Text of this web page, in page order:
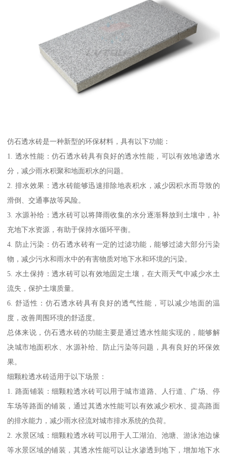
仿石透水砖是一种新型的环保材料，具有以下功能：
1. 透水性能：仿石透水砖具有良好的透水性能，可以有效地渗透水
分，减少雨水积聚和地面积水的问题。
2. 排水效果：透水砖能够迅速排除地表积水，减少因积水而导致的
滑倒、交通事故等风险。
3. 水源补给：透水砖可以将降雨收集的水分逐渐释放到土壤中，补
充地下水资源，有助于保持水循环平衡。
4. 防止污染：仿石透水砖有一定的过滤功能，能够过滤大部分污染
物，减少污水和雨水中的有害物质对地下水和环境的污染。
5. 水土保持：透水砖可以有效地固定土壤，在大雨天气中减少水土
流失，保护土壤质量。
6. 舒适性：仿石透水砖具有良好的透气性能，可以减少地面的温
度，改善周围环境的舒适度。
总体来说，仿石透水砖的功能主要是通过透水性能实现的，能够解
决城市地面积水、水源补给、防止污染等问题，具有良好的环保效
果。
细颗粒透水砖适用于以下场景：
1. 路面铺装：细颗粒透水砖可以用于城市道路、人行道、广场、停
车场等路面的铺装，通过其透水性能可以有效减少积水、提高路面
的排水能力，减少雨水径流对城市排水系统的负荷。
2. 水景区域：细颗粒透水砖可以用于人工湖泊、池塘、游泳池边缘
等水景区域的铺装，其透水性能可以让水渗透到地下，增加地下水